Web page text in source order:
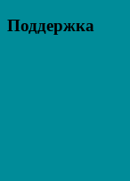
Поддержка